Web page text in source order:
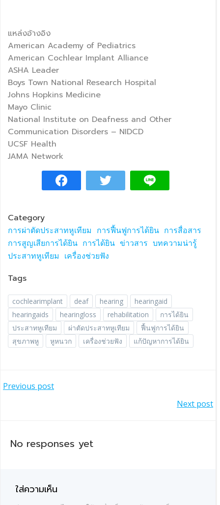
แหล่งอ้างอิง
American Academy of Pediatrics
American Cochlear Implant Alliance
ASHA Leader
Boys Town National Research Hospital
Johns Hopkins Medicine
Mayo Clinic
National Institute on Deafness and Other
Communication Disorders – NIDCD
UCSF Health
JAMA Network
Category
การผ่าตัดประสาทหูเทียม การฟื้นฟูการได้ยิน การสื่อสาร
การสูญเสียการได้ยิน การได้ยิน ข่าวสาร บทความน่ารู้
ประสาทหูเทียม เครื่องช่วยฟัง
Tags
cochlearimplant deaf hearing
hearingaid
hearingaids
hearingloss rehabilitation
การได้ยิน
ประสาทหูเทียม
ผ่าตัดประสาทหูเทียม
ฟื้นฟูการได้ยิน
สุขภาพหู
หูหนวก เครื่องช่วยฟัง แก้ปัญหาการได้ยิน
แนะแนว
Previous post
เรื่อง
Next post
No responses yet
ใส่ความเห็น